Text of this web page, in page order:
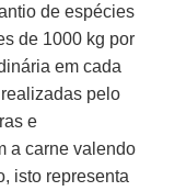
de espécies
de 1000 kg por
em cada
pelo
e
a carne valendo
isto representa